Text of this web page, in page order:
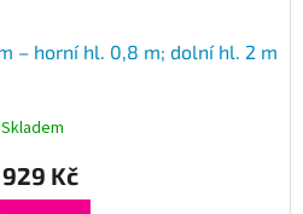
– horní hl. 0,8 m; dolní hl. 2 m
Skladem
929 Kč